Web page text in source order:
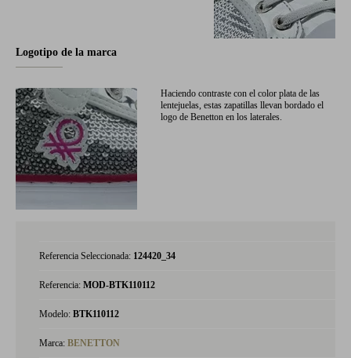
Logotipo de la marca
Haciendo contraste con el color plata de las
lentejuelas, estas zapatillas llevan bordado el
logo de Benetton en los laterales.
Referencia Seleccionada: 124420_34
Referencia: MOD-BTK110112
Modelo: BTK110112
Marca: BENETTON